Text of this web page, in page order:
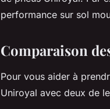
performance sur sol
Comparaison
Pour vous aider à
Uniroyal avec deux de